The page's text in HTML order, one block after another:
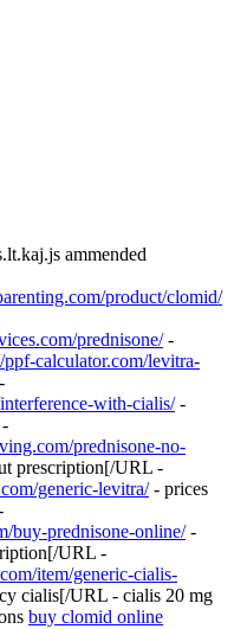
ammended
product/clomid/
prednisone/-
ppf-calculator.com/levitra-
with-cialis/-
prednisone-no-
prescription[/URL -
generic-levitra/- prices
buy-prednisone-online/-
URL -
item/generic-cialis-
cialis[/URL - cialis 20 mg
buy clomid online